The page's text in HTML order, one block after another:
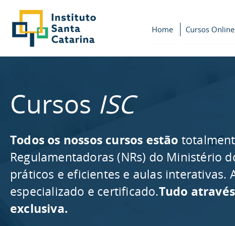
Home Cursos Online
Cursos ISC
Todos os nossos cursos estão
Regulamentadoras (NRs) do Ministério
práticos e eficientes e aulas interativas.
especializado e certificado.Tudo
exclusiva.